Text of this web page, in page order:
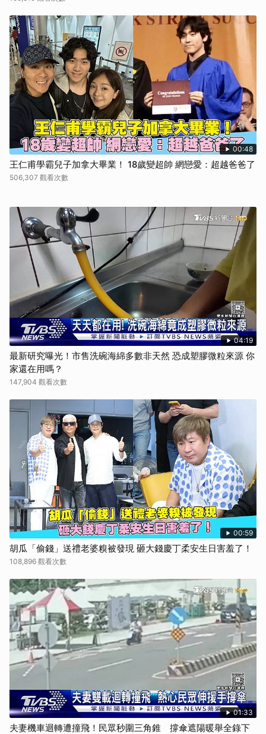
00:48
王仁甫學霸兒子加拿大畢業！ 18歲變超帥 網戀愛：超越爸爸了
506,307 觀看次數
04:19
最新研究曝光！市售洗碗海綿多數非天然 恐成塑膠微粒來源 你
家還在用嗎？
147,904 觀看次數
00:59
胡瓜「偷錢」送禮老婆糗被發現 砸大錢慶丁柔安生日害羞了！
108,896 觀看次數
01:33
夫妻機車迴轉遭撞飛！民眾秒圍三角錐 撐傘遮陽暖舉全錄下